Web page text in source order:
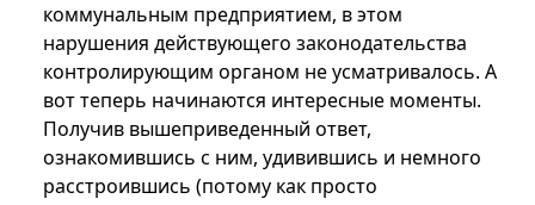
коммунальным предприятием, в этом
нарушения действующего законодательства
контролирующим органом не усматривалось. А
вот теперь начинаются интересные моменты.
Получив вышеприведенный ответ,
ознакомившись с ним, удивившись и немного
расстроившись (потому как просто